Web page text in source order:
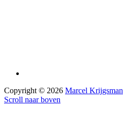
Copyright © 2026 Marcel Krijgsman
Scroll naar boven